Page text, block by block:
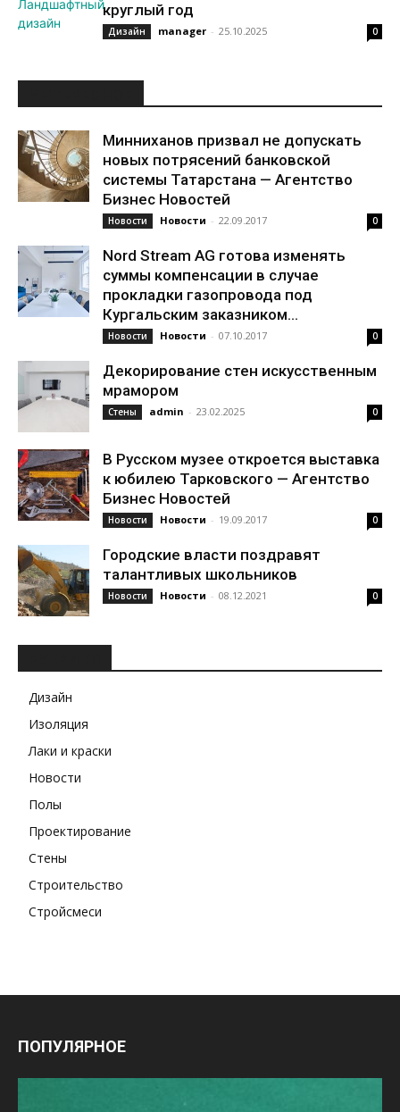
круглый год
Дизайн manager - 25.10.2025 0
Минниханов призвал не допускать
новых потрясений банковской
системы Татарстана — Агентство
Бизнес Новостей
Новости Новости - 22.09.2017 0
Nord Stream AG готова изменять
суммы компенсации в случае
прокладки газопровода под
Кургальским заказником...
Новости Новости - 07.10.2017 0
Декорирование стен искусственным
мрамором
Стены admin - 23.02.2025 0
В Русском музее откроется выставка
к юбилею Тарковского — Агентство
Бизнес Новостей
Новости Новости - 19.09.2017 0
Городские власти поздравят
талантливых школьников
Новости Новости - 08.12.2021 0
Дизайн
Изоляция
Лаки и краски
Новости
Полы
Проектирование
Стены
Строительство
Стройсмеси
ПОПУЛЯРНОЕ